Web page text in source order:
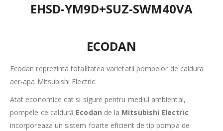
EHSD-YM9D+SUZ-SWM40VA
ECODAN
Ecodan reprezinta totalitatea varietatii pompelor de caldura
aer-apa Mitsubishi Electric.
Atat economice cat si sigure pentru mediul ambiental,
pompele ce caldură Ecodan de la Mitsubishi Electric
incorporeaza un sistem foarte eficient de tip pompa de